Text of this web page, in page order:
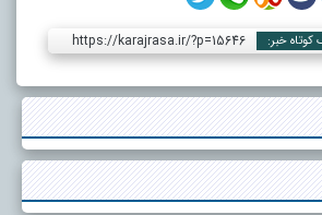
کوتاه خبر: https://karajrasa.ir/?p=15646